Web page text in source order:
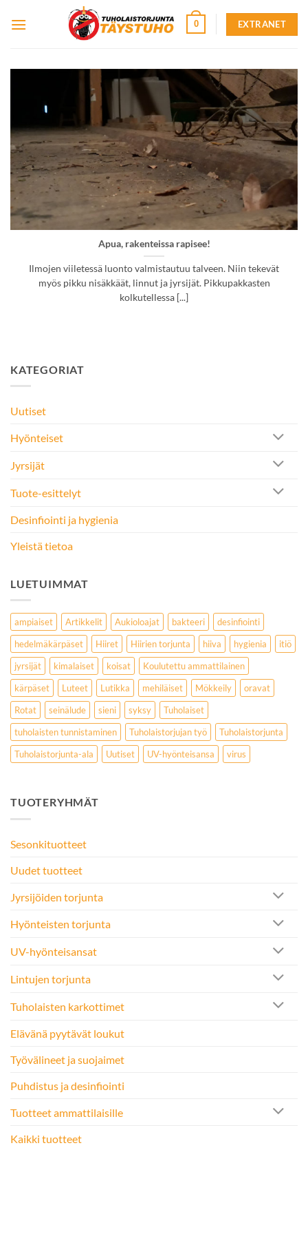
0 EXTRANET
Apua, rakenteissa rapisee!
Ilmojen viiletessä luonto valmistautuu talveen. Niin tekevät
myös pikku nisäkkäät, linnut ja jyrsijät. Pikkupakkasten
kolkutellessa [...]
KATEGORIAT
Uutiset
Hyönteiset
Jyrsijät
Tuote-esittelyt
Desinfiointi ja hygienia
Yleistä tietoa
LUETUIMMAT
ampiaiset Artikkelit Aukioloajat bakteeri
desinfiointi
hedelmäkärpäset
Hiiret Hiirien torjunta hiiva hygienia
itiö
jyrsijät
kimalaiset koisat
Koulutettu ammattilainen
kärpäset
Luteet Lutikka mehiläiset Mökkeily
oravat
Rotat
seinälude sieni syksy
Tuholaiset
tuholaisten tunnistaminen
Tuholaistorjujan työ
Tuholaistorjunta
Tuholaistorjunta-ala
Uutiset UV-hyönteisansa virus
TUOTERYHMÄT
Sesonkituotteet
Uudet tuotteet
Jyrsijöiden torjunta
Hyönteisten torjunta
UV-hyönteisansat
Lintujen torjunta
Tuholaisten karkottimet
Elävänä pyytävät loukut
Työvälineet ja suojaimet
Puhdistus ja desinfiointi
Tuotteet ammattilaisille
Kaikki tuotteet